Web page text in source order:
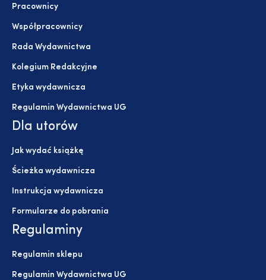
Pracownicy
Współpracownicy
Rada Wydawnictwa
Kolegium Redakcyjne
Etyka wydawnicza
Regulamin Wydawnictwa UG
Dla utorów
Jak wydać książkę
Ścieżka wydawnicza
Instrukcja wydawnicza
Formularze do pobrania
Regulaminy
Regulamin sklepu
Regulamin Wydawnictwa UG